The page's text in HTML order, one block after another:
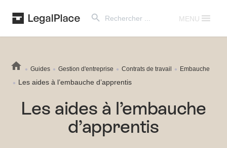
for:
MENU
Guides Gestion d'entreprise Contrats de travail Embauche
Les aides à l’embauche d’apprentis
Les aides à l’embauche
d’apprentis